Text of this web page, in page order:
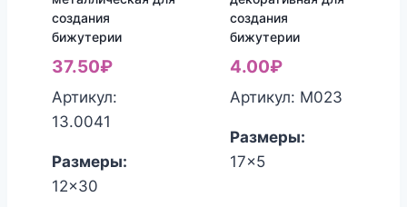
создания
бижутерии
37.50₽
Артикул:
13.0041
Размеры:
12x30
создания
бижутерии
4.00₽
Артикул: М023
Размеры:
17x5